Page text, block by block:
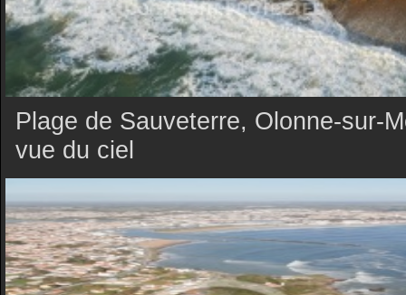
Plage de Sauveterre, Olonne-sur-
vue du ciel